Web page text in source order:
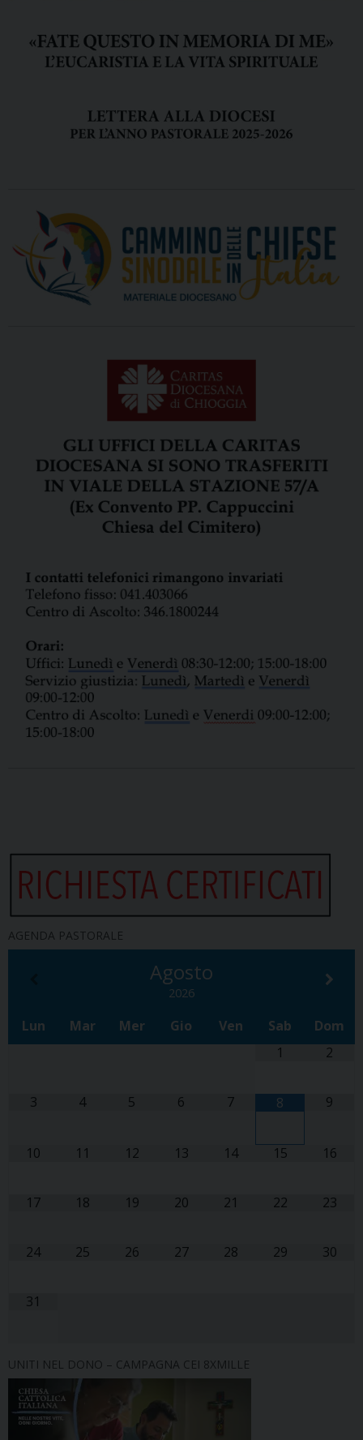
AGENDA PASTORALE
Agosto
2026
Lun Mar Mer Gio Ven Sab
Dom
1
2
3 4 5 6 7 8 9
10 11 12 13 14 15 16
17 18 19 20 21 22 23
24 25 26 27 28 29 30
31
UNITI NEL DONO – CAMPAGNA CEI 8XMILLE